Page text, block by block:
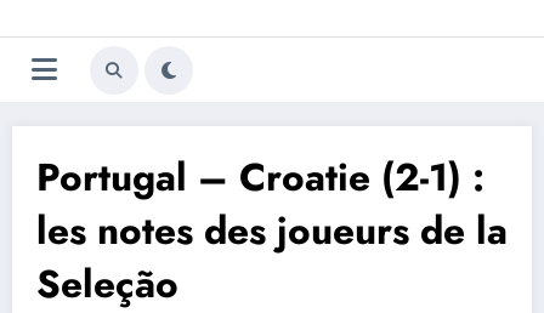
au
contenu
Trivela
L'actualité du football
Portugal – Croatie (2-1) :
les notes des joueurs de la
Seleção